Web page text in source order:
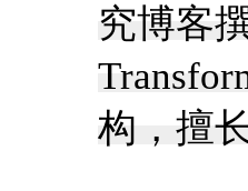
究博客
构，擅